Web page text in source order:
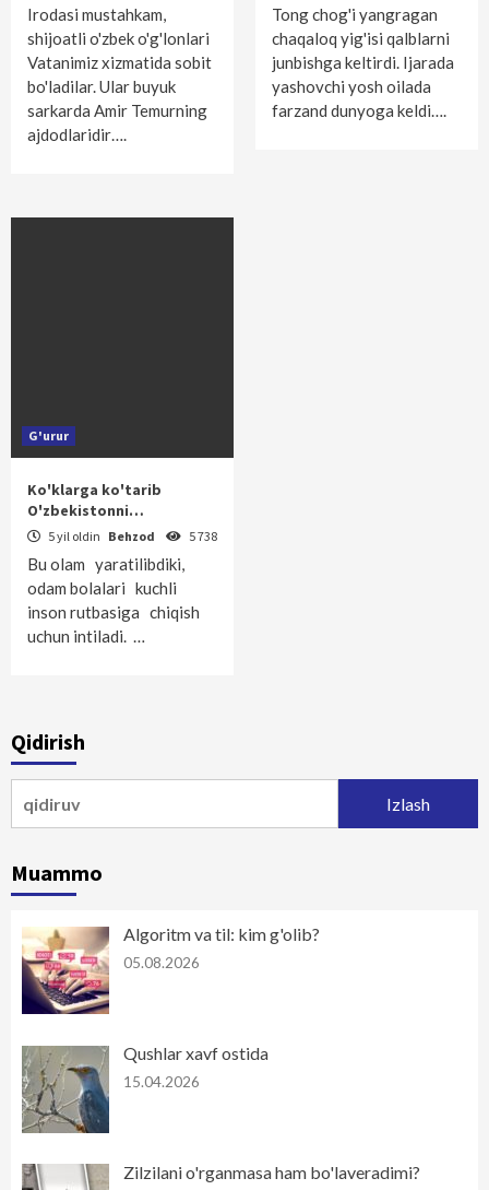
Irodasi mustahkam,
shijoatli o'zbek o'g'lonlari
Vatanimiz xizmatida sobit
bo'ladilar. Ular buyuk
sarkarda Amir Temurning
ajdodlaridir….
Tong chog'i yangragan
chaqaloq yig'isi qalblarni
junbishga keltirdi. Ijarada
yashovchi yosh oilada
farzand dunyoga keldi….
G'urur
Ko'klarga ko'tarib
O'zbekistonni…
5 yil oldin Behzod 5 738
Bu olam yaratilibdiki,
odam bolalari kuchli
inson rutbasiga chiqish
uchun intiladi. …
Qidirish
Muammo
Algoritm va til: kim g'olib?
05.08.2026
Qushlar xavf ostida
15.04.2026
Zilzilani o'rganmasa ham bo'laveradimi?